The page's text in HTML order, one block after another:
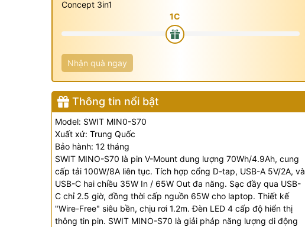
Concept 3in1
Nhận quà ngay
Thông tin nổi bật
Model: SWIT MIN0-S70
Xuất xứ: Trung Quốc
Bảo hành: 12 tháng
SWIT MINO-S70 là pin V-Mount dung lượng 70Wh/4.9Ah, cung
cấp tải 100W/8A liên tục. Tích hợp cổng D-tap, USB-A 5V/2A, và
USB-C hai chiều 35W In / 65W Out đa năng. Sạc đầy qua USB-
C chỉ 2.5 giờ, đồng thời cấp nguồn 65W cho laptop. Thiết kế
"Wire-Free" siêu bền, chịu rơi 1.2m. Đèn LED 4 cấp độ hiển thị
thông tin pin. SWIT MINO-S70 là giải pháp năng lượng di động